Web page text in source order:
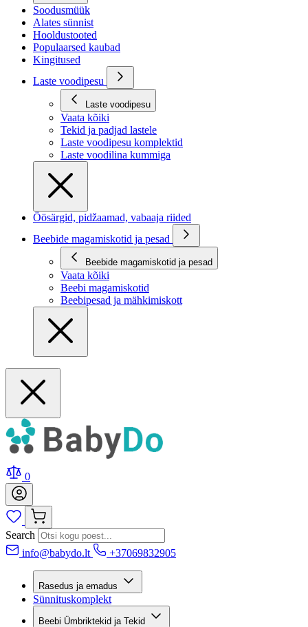
Soodusmüük
Alates sünnist
Hooldustooted
Populaarsed kaubad
Kingitused
Laste voodipesu
Laste voodipesu
Vaata kõiki
Tekid ja padjad lastele
Laste voodipesu komplektid
Laste voodilina kummiga
Öösärgid, pidžaamad, vabaaja riided
Beebide magamiskotid ja pesad
Beebide magamiskotid ja pesad
Vaata kõiki
Beebi magamiskotid
Beebipesad ja mähkimiskott
0
Search
info@babydo.lt
+37069832905
Rasedus ja emadus
Sünnituskomplekt
Beebi Ümbriktekid ja Tekid